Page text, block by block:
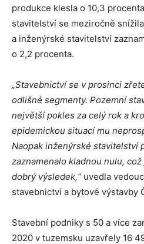
produkce klesla o 10,3
stavitelství se meziročně
a inženýrské stavitelství
o 2,2 procenta.
„Stavebnictví se v prosinci
odlišné segmenty. Pozemní
největší pokles za celý rok a
epidemickou situací mu
Naopak inženýrské stavitelství
zaznamenalo kladnou nulu,
dobrý výsledek,“ uvedla
stavebnictví a bytové výstavby
Stavební podniky s 50 a více
2020 v tuzemsku uzavřely 16